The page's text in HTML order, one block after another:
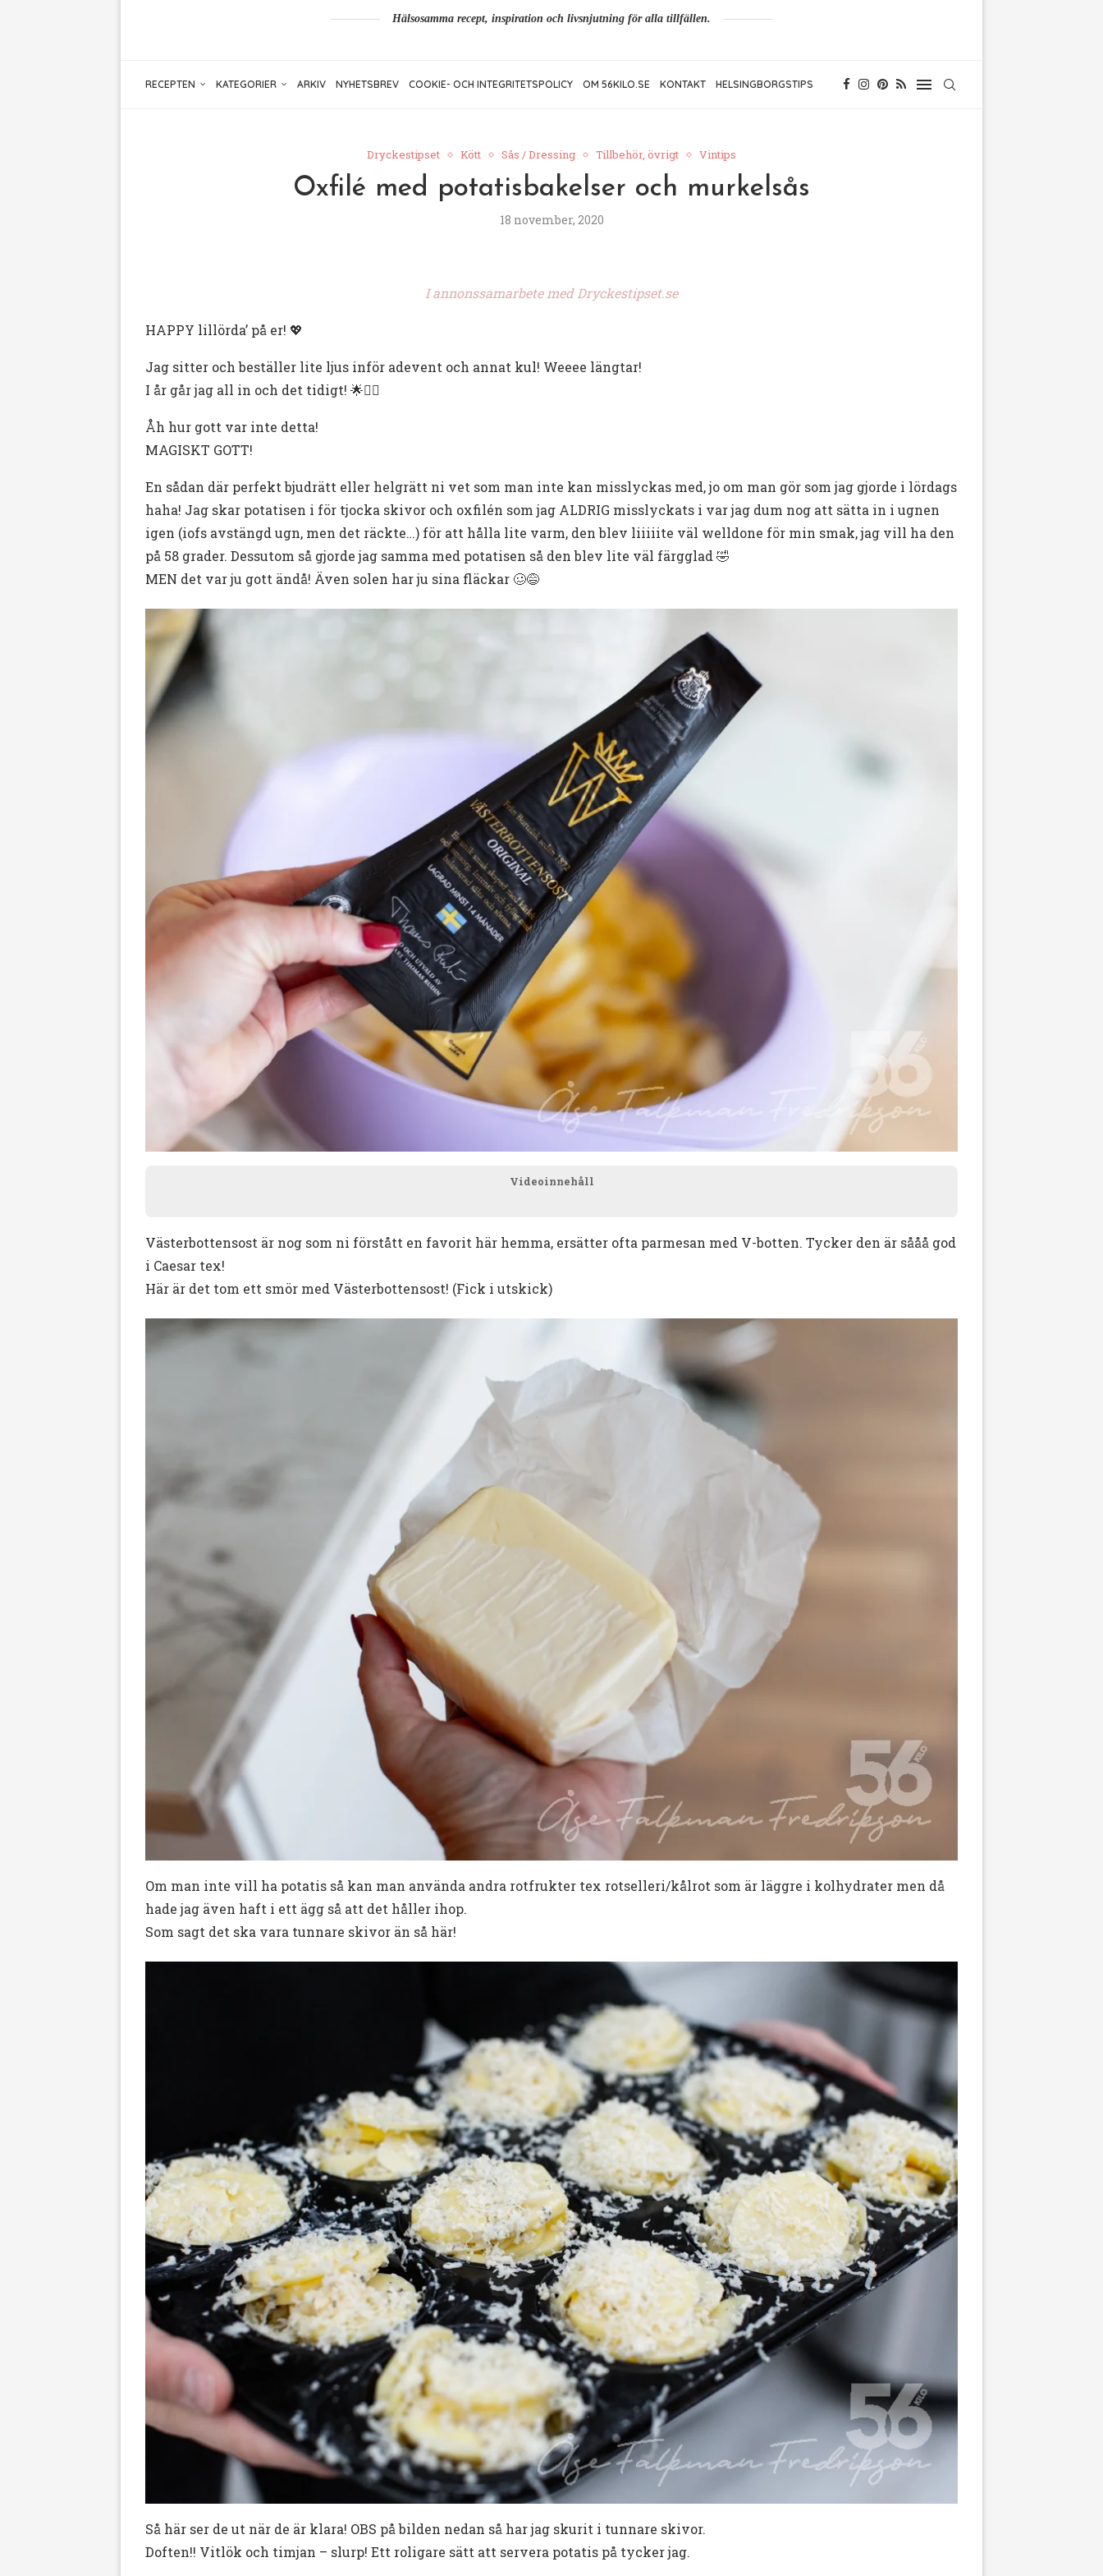
Hälsosamma recept, inspiration och livsnjutning för alla tillfällen.
RECEPTEN KATEGORIER ARKIV NYHETSBREV COOKIE- OCH INTEGRITETSPOLICY OM 56KILO.SE KONTAKT HELSINGBORGSTIPS
Dryckestipset Kött Sås / Dressing Tillbehör, övrigt Vintips
Oxfilé med potatisbakelser och murkelsås
18 november, 2020
I annonssamarbete med Dryckestipset.se
HAPPY lillörda’ på er! 💖
Jag sitter och beställer lite ljus inför adevent och annat kul! Weeee längtar!
I år går jag all in och det tidigt! 🌟✌🏻
Åh hur gott var inte detta!
MAGISKT GOTT!
En sådan där perfekt bjudrätt eller helgrätt ni vet som man inte kan misslyckas med, jo om man gör som jag gjorde i lördags
haha! Jag skar potatisen i för tjocka skivor och oxfilén som jag ALDRIG misslyckats i var jag dum nog att sätta in i ugnen
igen (iofs avstängd ugn, men det räckte…) för att hålla lite varm, den blev liiiiite väl welldone för min smak, jag vill ha den
på 58 grader. Dessutom så gjorde jag samma med potatisen så den blev lite väl färgglad 🤣
MEN det var ju gott ändå! Även solen har ju sina fläckar 🥴😅
Videoinnehåll
Västerbottensost är nog som ni förstått en favorit här hemma, ersätter ofta parmesan med V-botten. Tycker den är sååå god
i Caesar tex!
Här är det tom ett smör med Västerbottensost! (Fick i utskick)
Om man inte vill ha potatis så kan man använda andra rotfrukter tex rotselleri/kålrot som är läggre i kolhydrater men då
hade jag även haft i ett ägg så att det håller ihop.
Som sagt det ska vara tunnare skivor än så här!
Så här ser de ut när de är klara! OBS på bilden nedan så har jag skurit i tunnare skivor.
Doften!! Vitlök och timjan – slurp! Ett roligare sätt att servera potatis på tycker jag.